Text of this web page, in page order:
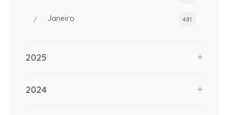
Janeiro 481
2025
2024